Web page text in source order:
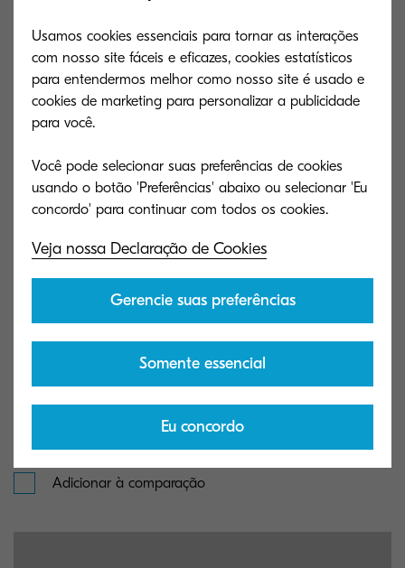
A4 B&W PRINTER (up to 8.5" x 14")
Adicionar à comparação
Usamos cookies essenciais para tornar as interações
com nosso site fáceis e eficazes, cookies estatísticos
para entendermos melhor como nosso site é usado e
cookies de marketing para personalizar a publicidade
para você.
Você pode selecionar suas preferências de cookies
usando o botão 'Preferências' abaixo ou selecionar 'Eu
Veja nossa Declaração de Cookies
Gerencie suas preferências
Somente essencial
Eu concordo